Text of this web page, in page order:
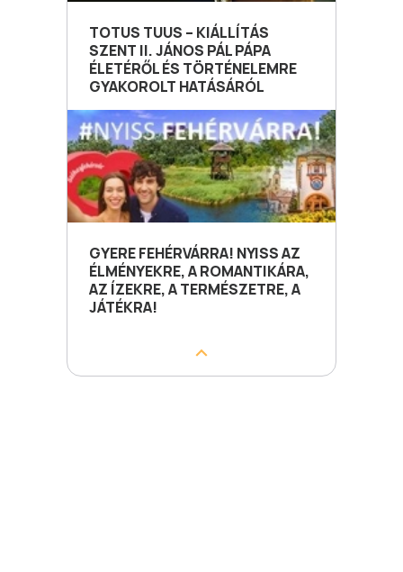
TOTUS TUUS – KIÁLLÍTÁS
SZENT II. JÁNOS PÁL PÁPA
ÉLETÉRŐL ÉS TÖRTÉNELEMRE
GYAKOROLT HATÁSÁRÓL
GYERE FEHÉRVÁRRA! NYISS AZ
ÉLMÉNYEKRE, A ROMANTIKÁRA,
AZ ÍZEKRE, A TERMÉSZETRE, A
JÁTÉKRA!